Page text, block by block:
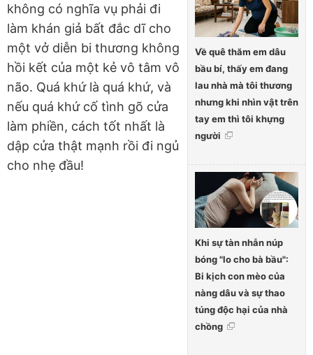
Về quê thăm em dâu
bầu bí, thấy em đang
lau nhà mà tôi thương
nhưng khi nhìn vật trên
tay em thì tôi khựng
người
Khi sự tàn nhẫn núp
bóng "lo cho bà bầu":
Bi kịch con mèo của
nàng dâu và sự thao
túng độc hại của nhà
chồng
không có nghĩa vụ phải đi
làm khán giả bất đắc dĩ cho
một vở diễn bi thương không
hồi kết của một kẻ vô tâm vô
não. Quá khứ là quá khứ, và
nếu quá khứ cố tình gõ cửa
làm phiền, cách tốt nhất là
dập cửa thật mạnh rồi đi ngủ
cho nhẹ đầu!